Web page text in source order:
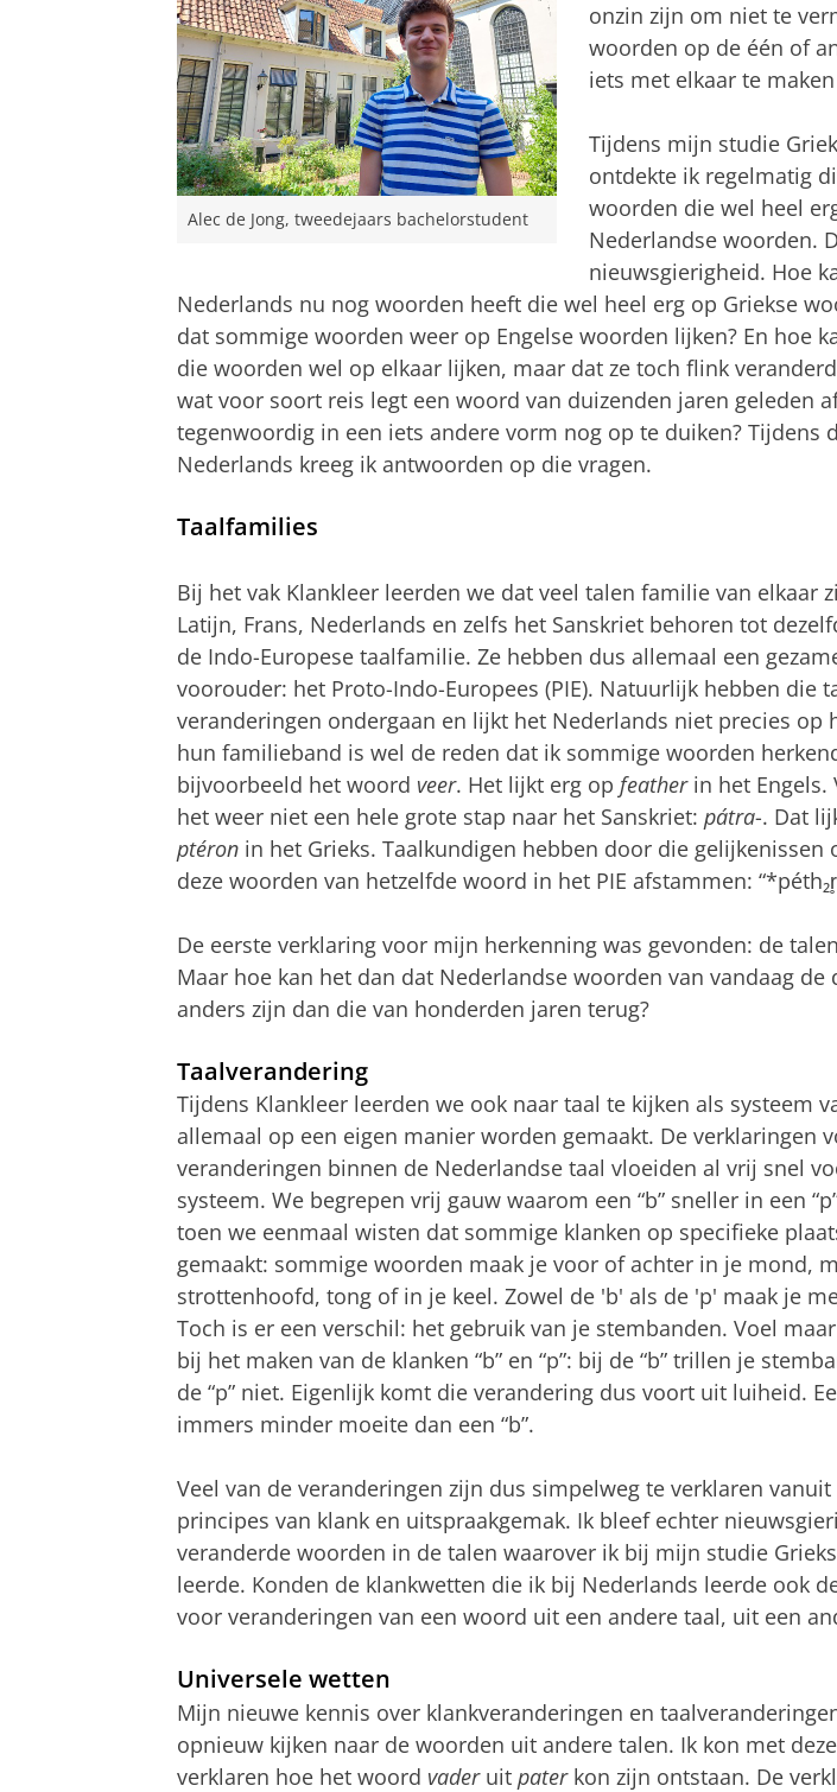
Alec de Jong, tweedejaars bachelorstudent
onzin zijn om niet te
woorden op de één of
iets met elkaar te
Tijdens mijn studie
ontdekte ik regelmatig
woorden die wel heel
Nederlandse woorden.
nieuwsgierigheid. Hoe
Nederlands nu nog woorden heeft die wel heel erg op Griekse
dat sommige woorden weer op Engelse woorden lijken? En hoe
die woorden wel op elkaar lijken, maar dat ze toch flink
wat voor soort reis legt een woord van duizenden jaren geleden
tegenwoordig in een iets andere vorm nog op te duiken? Tijdens
Nederlands kreeg ik antwoorden op die vragen.
Taalfamilies
Bij het vak Klankleer leerden we dat veel talen familie van elkaar
Latijn, Frans, Nederlands en zelfs het Sanskriet behoren tot
de Indo-Europese taalfamilie. Ze hebben dus allemaal een
voorouder: het Proto-Indo-Europees (PIE). Natuurlijk hebben die
veranderingen ondergaan en lijkt het Nederlands niet precies op
hun familieband is wel de reden dat ik sommige woorden
bijvoorbeeld het woord veer. Het lijkt erg op featherin het Engels.
het weer niet een hele grote stap naar het Sanskriet: pátra-. Dat
ptéron in het Grieks. Taalkundigen hebben door die gelijkenissen
deze woorden van hetzelfde woord in het PIE afstammen:
De eerste verklaring voor mijn herkenning was gevonden: de
Maar hoe kan het dan dat Nederlandse woorden van vandaag de
anders zijn dan die van honderden jaren terug?
Taalverandering
Tijdens Klankleer leerden we ook naar taal te kijken als systeem
allemaal op een eigen manier worden gemaakt. De verklaringen
veranderingen binnen de Nederlandse taal vloeiden al vrij snel
systeem. We begrepen vrij gauw waarom een “b” sneller in een
toen we eenmaal wisten dat sommige klanken op specifieke
gemaakt: sommige woorden maak je voor of achter in je mond,
strottenhoofd, tong of in je keel. Zowel de 'b' als de 'p' maak je
Toch is er een verschil: het gebruik van je stembanden. Voel
bij het maken van de klanken “b” en “p”: bij de “b” trillen je
de “p” niet. Eigenlijk komt die verandering dus voort uit luiheid.
immers minder moeite dan een “b”.
Veel van de veranderingen zijn dus simpelweg te verklaren
principes van klank en uitspraakgemak. Ik bleef echter
veranderde woorden in de talen waarover ik bij mijn studie
leerde. Konden de klankwetten die ik bij Nederlands leerde ook
voor veranderingen van een woord uit een andere taal, uit een
Universele wetten
Mijn nieuwe kennis over klankveranderingen en
opnieuw kijken naar de woorden uit andere talen. Ik kon met
verklaren hoe het woord vaderuit paterkon zijn ontstaan. De